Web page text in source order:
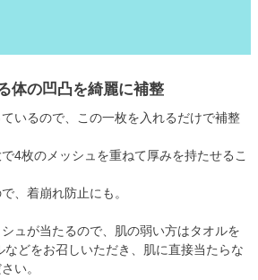
体の凹凸を綺麗に補整
いるので、この一枚を入れるだけで補整
4枚のメッシュを重ねて厚みを持たせるこ
、着崩れ防止にも。
ュが当たるので、肌の弱い方はタオルを
などをお召しいただき、肌に直接当たらな
い。